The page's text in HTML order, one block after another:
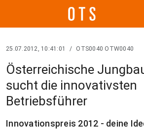
25.07.2012, 10:41:01 / OTS0040 OTW0040
Österreichische
sucht die innovativsten
Betriebsführer
Innovationspreis 2012 - deine